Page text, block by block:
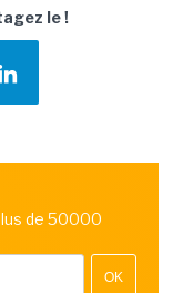
le !
de 50000
OK